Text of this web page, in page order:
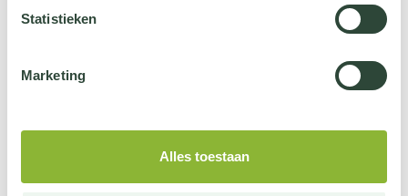
Statistieken
Marketing
Alles toestaan